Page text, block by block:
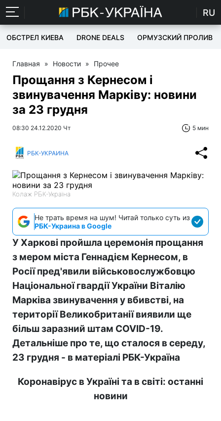
RU
ОБСТРЕЛ КИЕВА DRONE DEALS ОРМУЗСКИЙ ПРОЛИВ
Главная » Новости » Прочее
Прощання з Кернесом і
звинувачення Марківу: новини
за 23 грудня
08:30 24.12.2020 Чт 5 мин
РБК-УКРАИНА
Колаж РБК-Україна
Не трать время на шум! Читай только суть из
РБК-Украина в Google
У Харкові пройшла церемонія прощання
з мером міста Геннадієм Кернесом, в
Росії пред'явили військовослужбовцю
Національної гвардії України Віталію
Марківа звинувачення у вбивстві, на
території Великобританії виявили ще
більш заразний штам COVID-19.
Детальніше про те, що сталося в середу,
23 грудня - в матеріалі РБК-Україна
Коронавірус в Україні та в світі: останні
новини